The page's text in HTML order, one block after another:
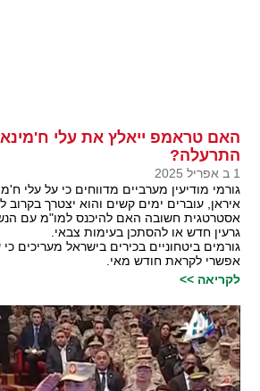
האם טראמפ ייאלץ את עלי
התרעלה?
1 ב אפריל 2025
גורמי מודיעין מערביים מדווחים כי על עלי
איראן, עוברים ימים קשים והוא יצטרך
אסטרטגית חשובה האם להיכנס למו"מ עם
גרעין חדש או להסתכן בעימות צבאי.
גורמים ביטחוניים בכירים בישראל מעריכים
אפשרי לקראת חודש מאי.
לקריאה >>